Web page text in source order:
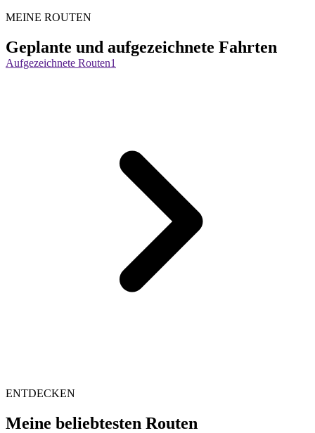
MEINE ROUTEN
Geplante und aufgezeichnete Fahrten
Aufgezeichnete Routen1
ENTDECKEN
Meine beliebtesten Routen